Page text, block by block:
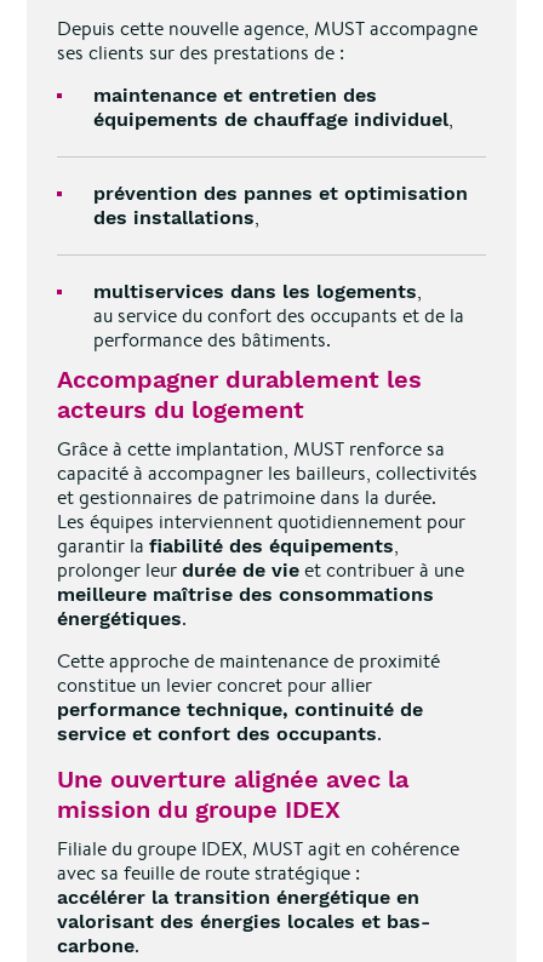
Depuis cette nouvelle agence, MUST accompagne
ses clients sur des prestations de :
maintenance et entretien des
équipements de chauffage individuel,
prévention des pannes et optimisation
des installations,
multiservices dans les logements,
au service du confort des occupants et de la
performance des bâtiments.
Accompagner durablement les
acteurs du logement
Grâce à cette implantation, MUST renforce sa
capacité à accompagner les bailleurs, collectivités
et gestionnaires de patrimoine dans la durée.
Les équipes interviennent quotidiennement pour
garantir la fiabilité des équipements,
prolonger leur durée de vieet contribuer à une
meilleure maîtrise des consommations
énergétiques.
Cette approche de maintenance de proximité
constitue un levier concret pour allier
performance technique, continuité de
service et confort des occupants.
Une ouverture alignée avec la
mission du groupe IDEX
Filiale du groupe IDEX, MUST agit en cohérence
avec sa feuille de route stratégique :
accélérer la transition énergétique en
valorisant des énergies locales et bas-
carbone.